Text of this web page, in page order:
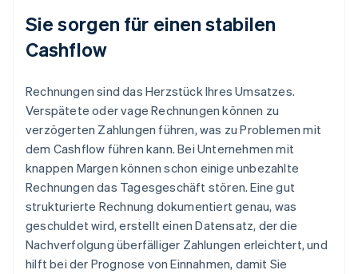
Sie sorgen für einen stabilen
Cashflow
Rechnungen sind das Herzstück Ihres Umsatzes.
Verspätete oder vage Rechnungen können zu
verzögerten Zahlungen führen, was zu Problemen mit
dem Cashflow führen kann. Bei Unternehmen mit
knappen Margen können schon einige unbezahlte
Rechnungen das Tagesgeschäft stören. Eine gut
strukturierte Rechnung dokumentiert genau, was
geschuldet wird, erstellt einen Datensatz, der die
Nachverfolgung überfälliger Zahlungen erleichtert, und
hilft bei der Prognose von Einnahmen, damit Sie